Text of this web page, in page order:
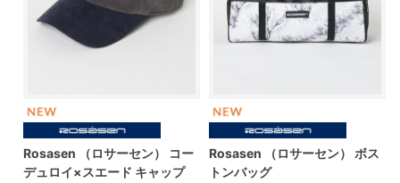
Rosasen （ロサーセン） コー
デュロイ×スエード キャップ
Rosasen （ロサーセン） ボス
トンバッグ